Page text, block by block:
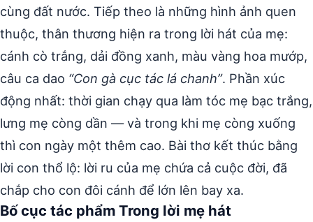
cùng đất nước. Tiếp theo là những hình ảnh quen
thuộc, thân thương hiện ra trong lời hát của mẹ:
cánh cò trắng, dải đồng xanh, màu vàng hoa mướp,
câu ca dao “Con gà cục tác lá chanh”. Phần xúc
động nhất: thời gian chạy qua làm tóc mẹ bạc trắng,
lưng mẹ còng dần — và trong khi mẹ còng xuống
thì con ngày một thêm cao. Bài thơ kết thúc bằng
lời con thổ lộ: lời ru của mẹ chứa cả cuộc đời, đã
chắp cho con đôi cánh để lớn lên bay xa.
Bố cục tác phẩm Trong lời mẹ hát